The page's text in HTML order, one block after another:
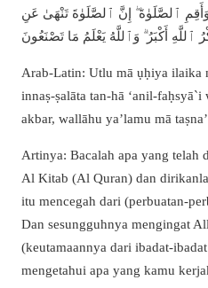
ٱلصَّلَوٰةَ ۖ إِنَّ ٱلصَّلَوٰةَ تَنْهَىٰ عَنِ
ٱللَّهِ أَكْبَرُ ۗ وَٱللَّهُ يَعْلَمُ مَا تَصْنَعُونَ
Arab-Latin: Utlu mā ụḥiya ilaika
innaṣ-ṣalāta tan-hā ‘anil-
akbar, wallāhu ya’lamu mā
Artinya: Bacalah apa yang telah
Al Kitab (Al Quran) dan
itu mencegah dari (perbuatan-
Dan sesungguhnya mengingat
(keutamaannya dari ibadat-
mengetahui apa yang kamu